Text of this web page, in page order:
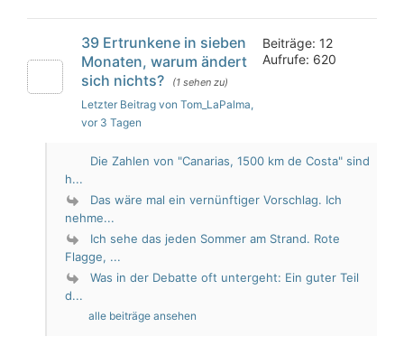
39 Ertrunkene in sieben
Monaten, warum ändert
sich nichts?
(1 sehen zu)
Letzter Beitrag von Tom_LaPalma,
vor 3 Tagen
Beiträge: 12
Aufrufe: 620
Die Zahlen von "Canarias, 1500 km de Costa" sind
h...
Das wäre mal ein vernünftiger Vorschlag. Ich
nehme...
Ich sehe das jeden Sommer am Strand. Rote
Flagge, ...
Was in der Debatte oft untergeht: Ein guter Teil
d...
alle beiträge ansehen